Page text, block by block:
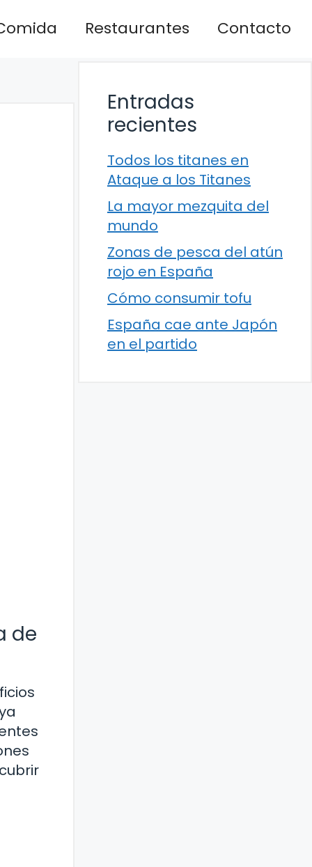
Restaurantes Contacto
de
Entradas
recientes
Todos los titanes en
Ataque a los Titanes
La mayor mezquita del
mundo
Zonas de pesca del atún
rojo en España
Cómo consumir tofu
España cae ante Japón
en el partido